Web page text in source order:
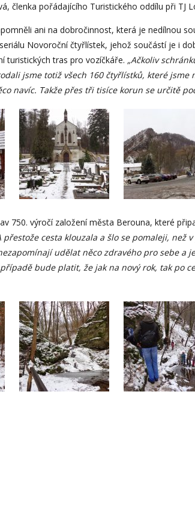
členka pořádajícího Turistického oddílu při TJ
ani na dobročinnost, která je nedílnou
Novoroční čtyřlístek, jehož součástí je i
turistických tras pro vozíčkáře. „Ačkoliv
jsme totiž všech 160 čtyřlístků, které
navíc. Takže přes tři tisíce korun se určitě
750. výročí založení města Berouna, které
cesta klouzala a šlo se pomaleji,
udělat něco zdravého pro sebe a
bude platit, že jak na nový rok, tak po